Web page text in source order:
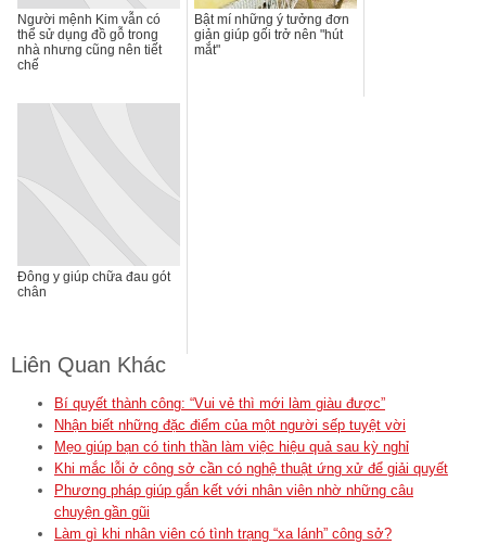
Người mệnh Kim vẫn có
thể sử dụng đồ gỗ trong
nhà nhưng cũng nên tiết
chế
Bật mí những ý tưởng đơn
giản giúp gối trở nên "hút
mắt"
Đông y giúp chữa đau gót
chân
Liên Quan Khác
Bí quyết thành công: “Vui vẻ thì mới làm giàu được”
Nhận biết những đặc điểm của một người sếp tuyệt vời
Mẹo giúp bạn có tinh thần làm việc hiệu quả sau kỳ nghỉ
Khi mắc lỗi ở công sở cần có nghệ thuật ứng xử để giải quyết
Phương pháp giúp gắn kết với nhân viên nhờ những câu
chuyện gần gũi
Làm gì khi nhân viên có tình trạng “xa lánh” công sở?